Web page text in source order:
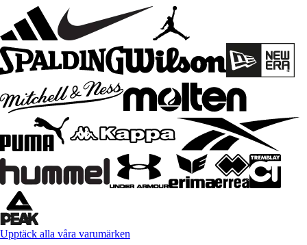
Upptäck alla våra varumärken